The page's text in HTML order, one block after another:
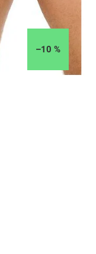
–10 %